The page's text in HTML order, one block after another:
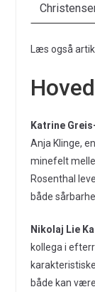
Læs også
Katrine
Anja Klinge,
minefelt
Rosenthal
både
Nikolaj Lie
kollega i
både kan